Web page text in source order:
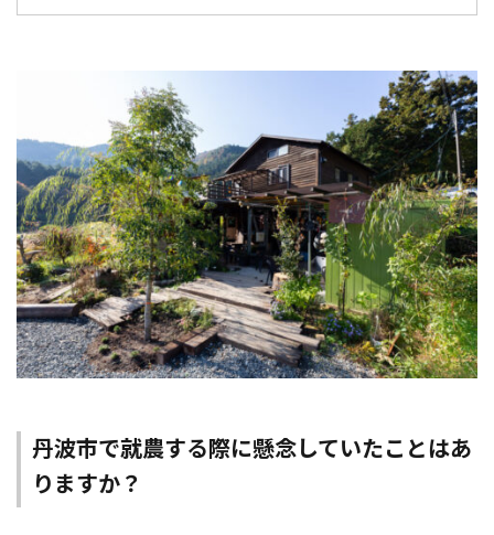
丹波市で就農する際に懸念していたことはあ
りますか？